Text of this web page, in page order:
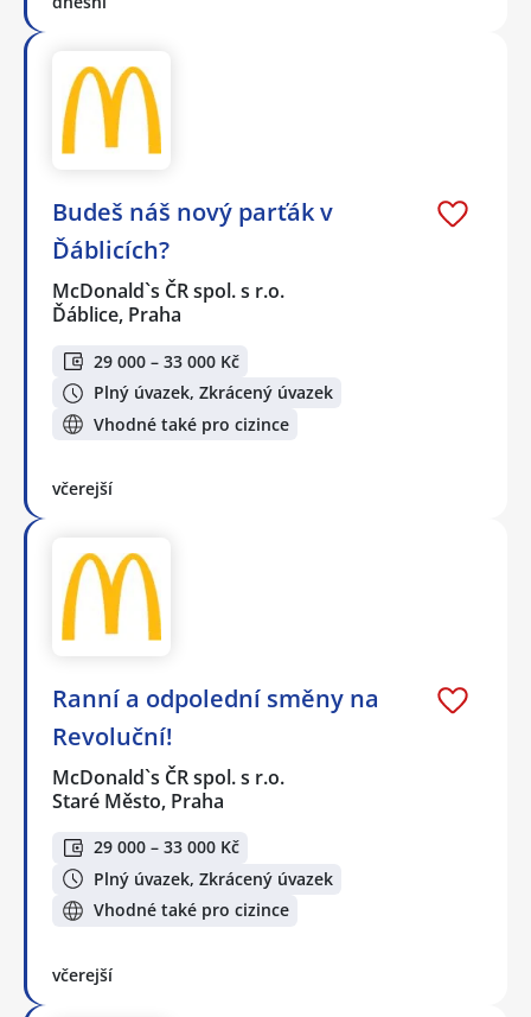
Budeš náš nový parťák v
Ďáblicích?
McDonald`s ČR spol. s r.o.
Ďáblice, Praha
29 000 – 33 000 Kč
Plný úvazek, Zkrácený úvazek
Vhodné také pro cizince
včerejší
Ranní a odpolední směny na
Revoluční!
McDonald`s ČR spol. s r.o.
Staré Město, Praha
29 000 – 33 000 Kč
Plný úvazek, Zkrácený úvazek
Vhodné také pro cizince
včerejší